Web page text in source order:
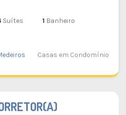
Suítes 1 Banheiro
Casas em Condomínio